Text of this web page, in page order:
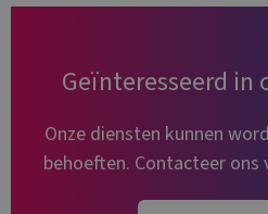
Geïnteresseerd in
Onze diensten kunnen
behoeften. Contacteer